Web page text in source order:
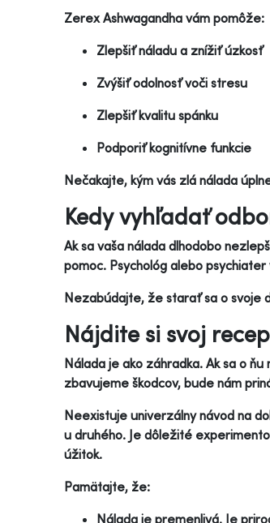
Zerex Ashwagandha vám pomôže:
Zlepšiť náladu a znížiť úzkosť
Zvýšiť odolnosť voči stresu
Zlepšiť kvalitu spánku
Podporiť kognitívne funkcie
Nečakajte, kým vás zlá nálada
Kedy vyhľadať
Ak sa vaša nálada dlhodobo
pomoc. Psychológ alebo
Nezabúdajte, že starať sa o svoje
Nájdite si svoj
Nálada je ako záhradka. Ak sa o
zbavujeme škodcov, bude nám
Neexistuje univerzálny návod na
u druhého. Je dôležité
úžitok.
Pamätajte, že:
Nálada je premenlivá. Je